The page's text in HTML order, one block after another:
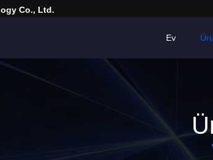
Co., Ltd.
Ev